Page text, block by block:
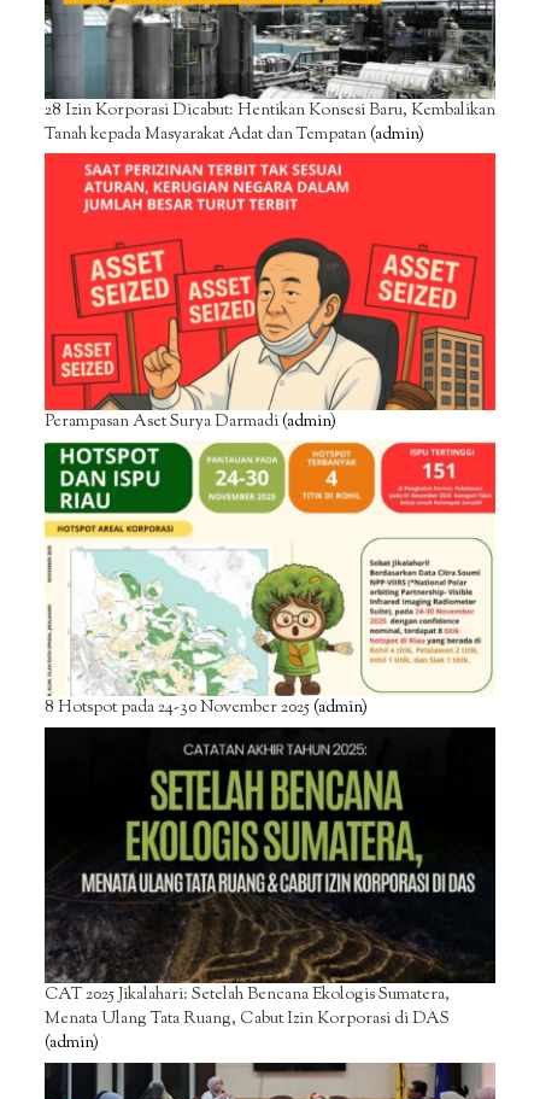
28 Izin Korporasi Dicabut: Hentikan Konsesi Baru, Kembalikan
Tanah kepada Masyarakat Adat dan Tempatan(admin)
Perampasan Aset Surya Darmadi(admin)
8 Hotspot pada 24-30 November 2025(admin)
CAT 2025 Jikalahari: Setelah Bencana Ekologis Sumatera,
Menata Ulang Tata Ruang, Cabut Izin Korporasi di DAS
(admin)